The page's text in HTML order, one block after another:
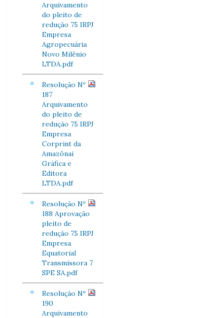
Arquivamento
do pleito de
redução 75 IRPJ
Empresa
Agropecuária
Novo Milênio
LTDA.pdf
Resolução Nº
187
Arquivamento
do pleito de
redução 75 IRPJ
Empresa
Corprint da
Amazônai
Gráfica e
Editora
LTDA.pdf
Resolução Nº
188 Aprovação
pleito de
redução 75 IRPJ
Empresa
Equatorial
Transmissora 7
SPE SA.pdf
Resolução Nº
190
Arquivamento